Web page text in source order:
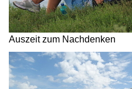
Auszeit zum Nachdenken